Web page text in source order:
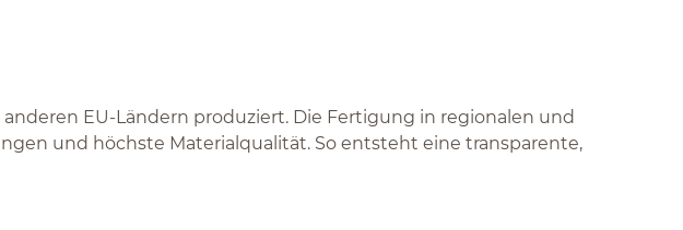
EU-Ländern produziert. Die Fertigung in regionalen und
und höchste Materialqualität. So entsteht eine transparente,